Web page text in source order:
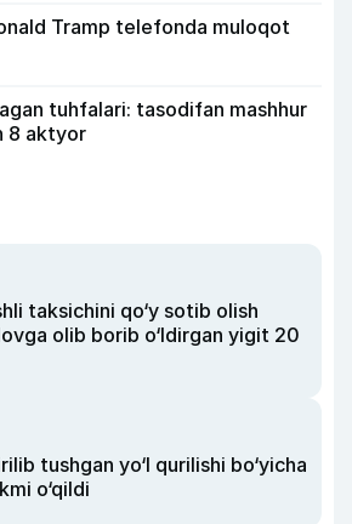
Tramp telefonda muloqot
tuhfalari: tasodifan mashhur
8 aktyor
taksichini qo‘y sotib olish
olib borib o‘ldirgan yigit 20
tushgan yo‘l qurilishi bo‘yicha
o‘qildi